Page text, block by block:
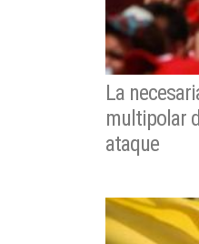
La
multipolar
ataque